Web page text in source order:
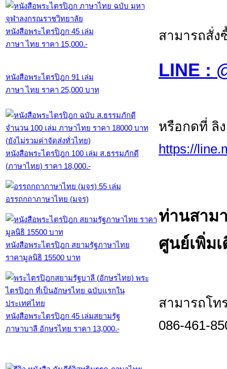
หนังสือพระไตรปิฎก 45 เล่ม
ภาษา ไทย ราคา 15,000.-
หนังสือพระไตรปิฎก 91 เล่ม
ภาษา ไทย ราคา 25,000 บาท
หนังสือพระไตรปิฎก 100 เล่ม ส.ธรรมภักดี
(ภาษาไทย) ราคา 18,000.-
อรรถกถาภาษาไทย (มจร)
หนังสือพระไตรปิฎก สยามรัฐภาษาไทย
ราคามูลนิธิ 15500 บาท
หนังสือพระไตรปิฎก 45 เล่มสยามรัฐ
ภาษาบาลี อักษรไทย ราคา 13,000.-
สามารถสั่ง
LINE :
หรือกดที่ ลิ
https://
ท่านสาม
ศูนย์เพิ่ม
สามารถโท
086-461-